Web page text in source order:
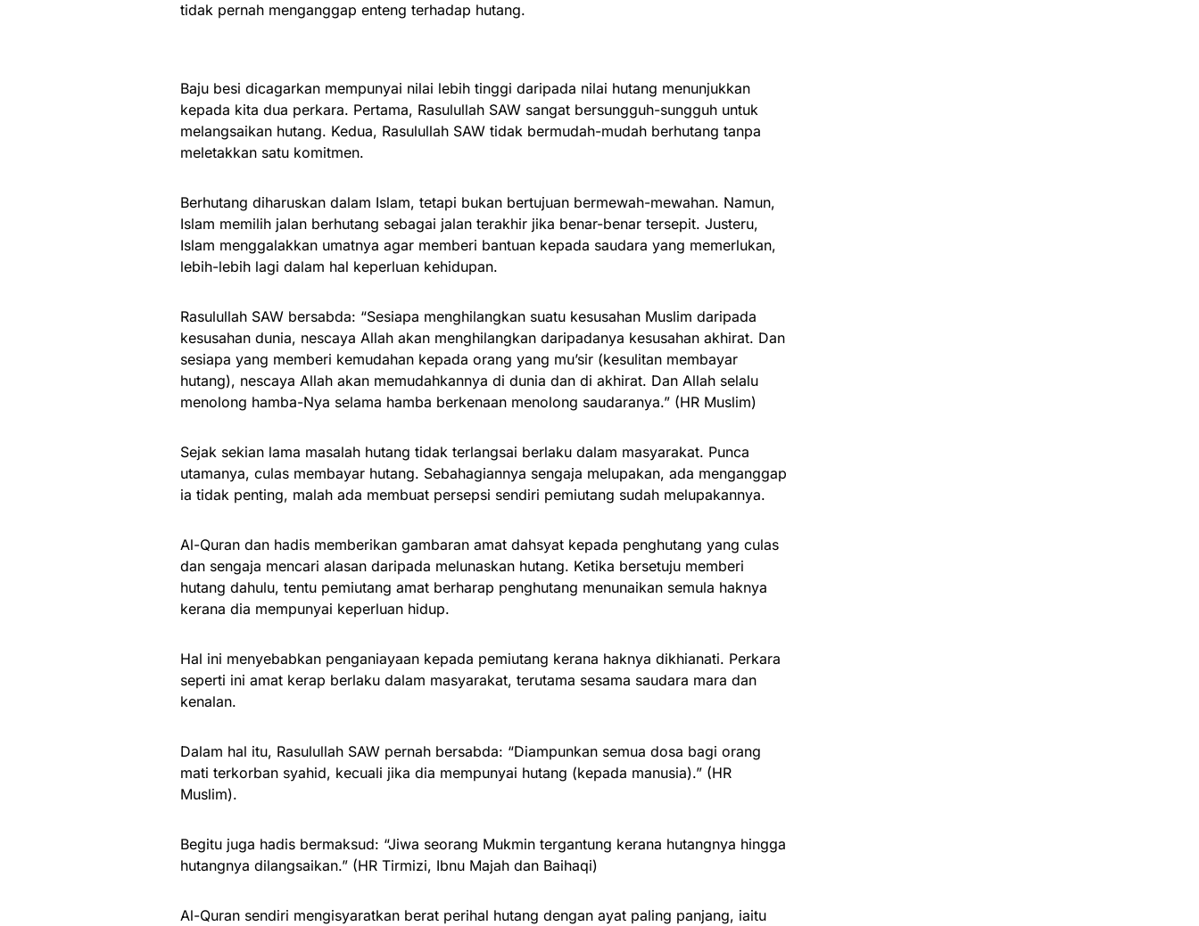
tidak pernah menganggap enteng terhadap hutang.
Baju besi dicagarkan mempunyai nilai lebih tinggi daripada nilai hutang menunjukkan
kepada kita dua perkara. Pertama, Rasulullah SAW sangat bersungguh-sungguh untuk
melangsaikan hutang. Kedua, Rasulullah SAW tidak bermudah-mudah berhutang tanpa
meletakkan satu komitmen.
Berhutang diharuskan dalam Islam, tetapi bukan bertujuan bermewah-mewahan. Namun,
Islam memilih jalan berhutang sebagai jalan terakhir jika benar-benar tersepit. Justeru,
Islam menggalakkan umatnya agar memberi bantuan kepada saudara yang memerlukan,
lebih-lebih lagi dalam hal keperluan kehidupan.
Rasulullah SAW bersabda: “Sesiapa menghilangkan suatu kesusahan Muslim daripada
kesusahan dunia, nescaya Allah akan menghilangkan daripadanya kesusahan akhirat. Dan
sesiapa yang memberi kemudahan kepada orang yang mu’sir (kesulitan membayar
hutang), nescaya Allah akan memudahkannya di dunia dan di akhirat. Dan Allah selalu
menolong hamba-Nya selama hamba berkenaan menolong saudaranya.” (HR Muslim)
Sejak sekian lama masalah hutang tidak terlangsai berlaku dalam masyarakat. Punca
utamanya, culas membayar hutang. Sebahagiannya sengaja melupakan, ada menganggap
ia tidak penting, malah ada membuat persepsi sendiri pemiutang sudah melupakannya.
Al-Quran dan hadis memberikan gambaran amat dahsyat kepada penghutang yang culas
dan sengaja mencari alasan daripada melunaskan hutang. Ketika bersetuju memberi
hutang dahulu, tentu pemiutang amat berharap penghutang menunaikan semula haknya
kerana dia mempunyai keperluan hidup.
Hal ini menyebabkan penganiayaan kepada pemiutang kerana haknya dikhianati. Perkara
seperti ini amat kerap berlaku dalam masyarakat, terutama sesama saudara mara dan
kenalan.
Dalam hal itu, Rasulullah SAW pernah bersabda: “Diampunkan semua dosa bagi orang
mati terkorban syahid, kecuali jika dia mempunyai hutang (kepada manusia).” (HR
Muslim).
Begitu juga hadis bermaksud: “Jiwa seorang Mukmin tergantung kerana hutangnya hingga
hutangnya dilangsaikan.” (HR Tirmizi, Ibnu Majah dan Baihaqi)
Al-Quran sendiri mengisyaratkan berat perihal hutang dengan ayat paling panjang, iaitu